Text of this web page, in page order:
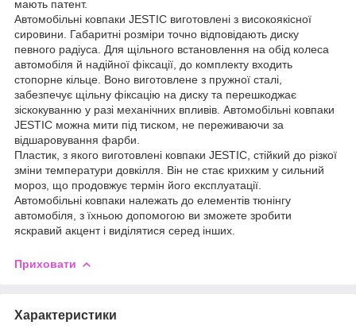
мають патент.
Автомобільні ковпаки JESTIC виготовлені з високоякісної
сировини. Габаритні розміри точно відповідають диску
певного радіуса. Для щільного встановлення на обід колеса
автомобіля й надійної фіксації, до комплекту входить
стопорне кільце. Воно виготовлене з пружної сталі,
забезпечує щільну фіксацію на диску та перешкоджає
зіскокуванню у разі механічних впливів. Автомобільні ковпаки
JESTIC можна мити під тиском, не переживаючи за
відшаровування фарби.
Пластик, з якого виготовлені ковпаки JESTIC, стійкий до різкої
зміни температури довкілля. Він не стає крихким у сильний
мороз, що продовжує термін його експлуатації.
Автомобільні ковпаки належать до елементів тюнінгу
автомобіля, з їхньою допомогою ви зможете зробити
яскравий акцент і виділятися серед інших.
Приховати
Характеристики